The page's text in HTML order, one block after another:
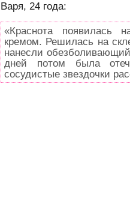
Варя, 24 года:
«Краснота появилась
кремом. Решилась на
нанесли
дней потом была
сосудистые звездочки